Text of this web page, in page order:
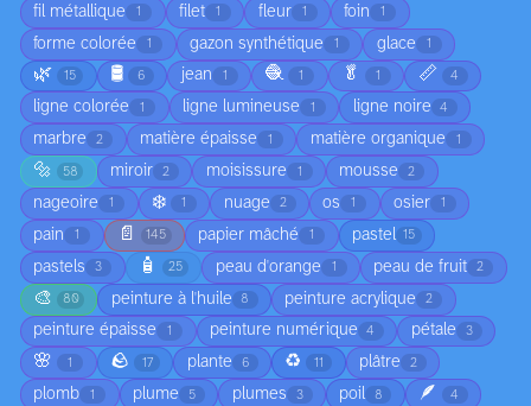
fil métallique 1 filet 1 fleur 1 foin 1
forme colorée 1 gazon synthétique 1 glace 1
🌿 15 🛢️ 6 jean 1 🧶 1 🥬 1 📏 4
ligne colorée 1 ligne lumineuse 1 ligne noire 4
marbre 2 matière épaisse 1 matière organique 1
🔩 58 miroir 2 moisissure 1 mousse 2
nageoire 1 ❄️ 1 nuage 2 os 1 osier 1
pain 1 📄 145 papier mâché 1 pastel 15
pastels 3 🧴 25 peau d'orange 1 peau de fruit 2
🎨 80 peinture à l'huile 8 peinture acrylique 2
peinture épaisse 1 peinture numérique 4 pétale 3
🌸 1 🪨 17 plante 6 ♻️ 11 plâtre 2
plomb 1 plume 5 plumes 3 poil 8 🪶 4